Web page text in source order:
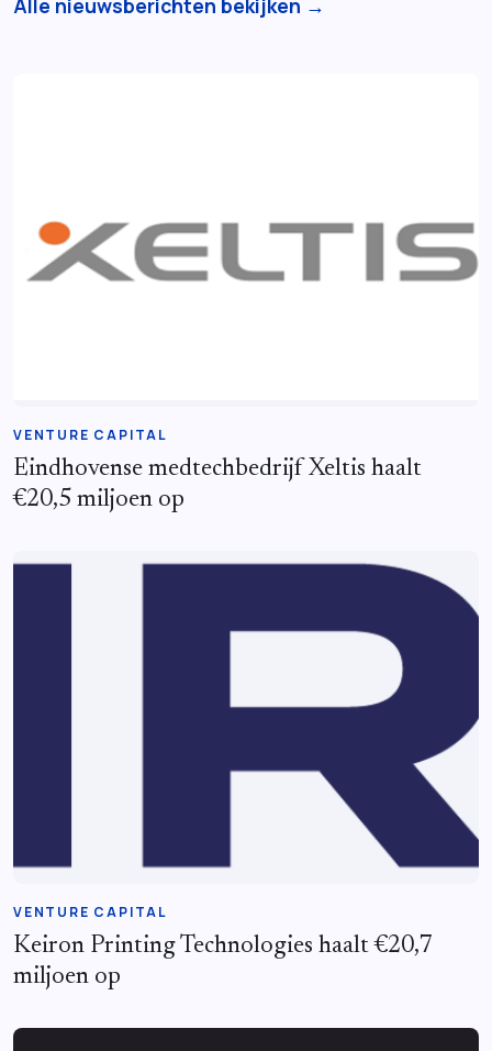
Alle nieuwsberichten bekijken →
VENTURE CAPITAL
Eindhovense medtechbedrijf Xeltis haalt
€20,5 miljoen op
VENTURE CAPITAL
Keiron Printing Technologies haalt €20,7
miljoen op